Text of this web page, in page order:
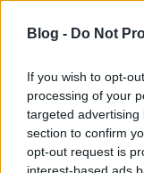
Blog - Do Not
If you wish to opt-
processing of your
targeted
section to confirm
opt-out request is
hogy a
megfelelő,
vásárlók (± 20%-
kiadásait vették
OÉTIáltal 3
költségei és a
valós
adja a